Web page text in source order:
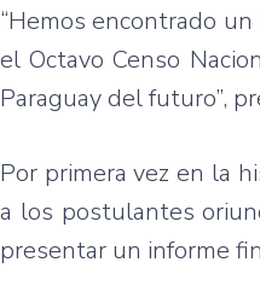
“Hemos encontrado
el Octavo Censo
Paraguay del futuro”,
Por primera vez en la
a los postulantes
presentar un informe